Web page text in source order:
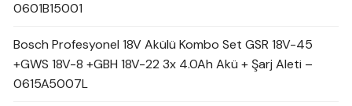
0601B15001
Bosch Profesyonel 18V Akülü Kombo Set GSR 18V-45
+GWS 18V-8 +GBH 18V-22 3x 4.0Ah Akü + Şarj Aleti –
0615A5007L